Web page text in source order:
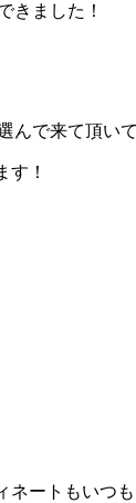
きました！
で来て頂い
す！
ートもいつ